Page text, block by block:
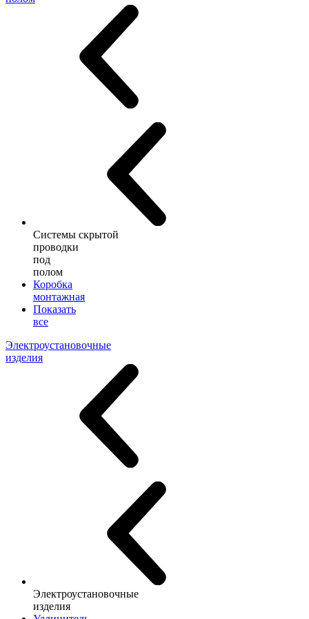
Системы скрытой
проводки
под
полом
Коробка
монтажная
Показать
все
Электроустановочные
изделия
Электроустановочные
изделия